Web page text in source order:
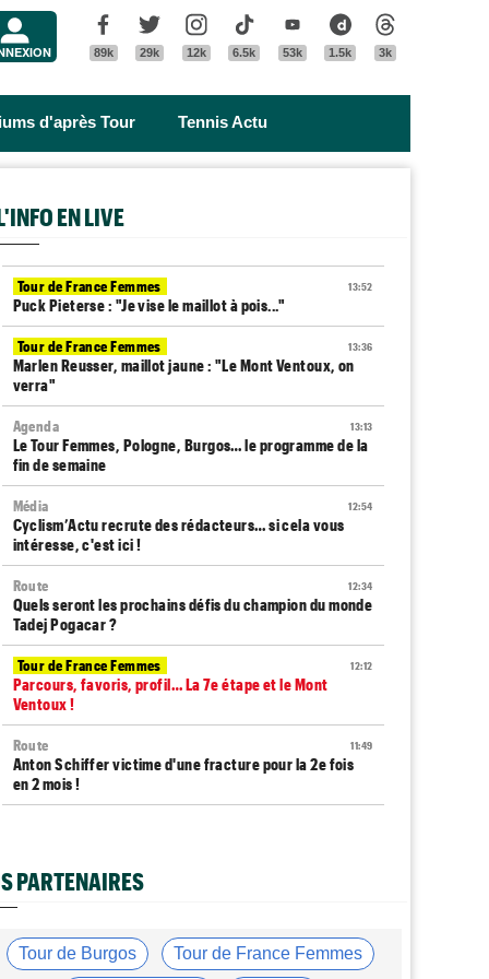
Facebook
89k
Twitter
29k
Instagram
12k
Tik Tok
6.5k
Youtube
53k
Dailymotion
1.5k 3k
d'après Tour Tennis Actu
EN LIVE
13:52
Tour de France Femmes
Puck Pieterse : "Je vise le maillot à pois..."
13:36
Tour de France Femmes
Marlen Reusser, maillot jaune : "Le Mont Ventoux, on
verra"
13:13
Agenda
Le Tour Femmes, Pologne, Burgos… le programme de la
fin de semaine
12:54
Média
Cyclism’Actu recrute des rédacteurs… si cela vous
intéresse, c'est ici !
12:34
Route
Quels seront les prochains défis du champion du monde
Tadej Pogacar ?
12:12
Tour de France Femmes
Parcours, favoris, profil… La 7e étape et le Mont
Ventoux !
11:49
Route
Anton Schiffer victime d'une fracture pour la 2e fois
en 2 mois !
Tour de France Femmes
10:56
Tour d'Espagne
PARTENAIRES
Tour de Burgos Tour de France Femmes